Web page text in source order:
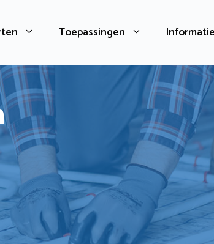
Toepassingen Informatie